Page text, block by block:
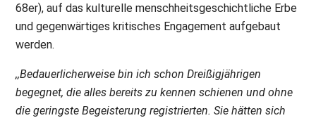
68er), auf das kulturelle menschheitsgeschichtliche Erbe
und gegenwärtiges kritisches Engagement aufgebaut
werden.
,,Bedauerlicherweise bin ich schon Dreißigjährigen
begegnet, die alles bereits zu kennen schienen und ohne
die geringste Begeisterung registrierten. Sie hätten sich